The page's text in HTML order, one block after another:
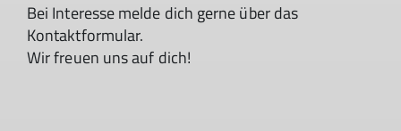
Bei Interesse melde dich gerne über das
Kontaktformular.
Wir freuen uns auf dich!